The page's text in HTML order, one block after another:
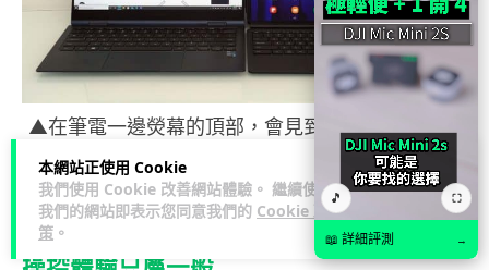
本網站正使用 Cookie
我們使用 Cookie 改善網站體驗。 繼續使用
我們的網站即表示您同意我們的 Cookie 政
策 。
▲在筆電一邊熒幕的頂部，會見到連接狀態。當要
斷開連接時，只需要在此點按「Disconnect」，平
板一邊的熒幕就會變回本身的顯示了。
🎵 ⛶
📖 詳細評測 →